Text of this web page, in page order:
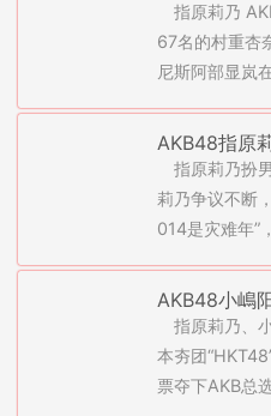
乃《蔷薇色
指原莉乃
67名的村重杏
尼斯阿部显岚
AKB48指原
像-板野友
指原莉乃扮
莉乃争议不断
014是灾难年”
AKB48小嶋
子率35名师
指原莉乃、
本夯团
票夺下AKB总